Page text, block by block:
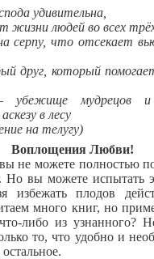
удивительна,
жизни людей во всех
серпу, что отсекает
друг, который
мудрецов и
в лесу
на телугу)
Воплощения Любви!
не можете полностью
Но вы можете испытать
избежать плодов
много книг, но
либо из узнанного?
то, что удобно и